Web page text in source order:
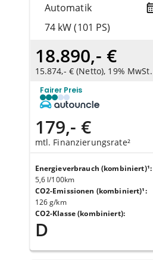
Automatik
74 kW (101 PS)
18.890,- €
15.874,- € (Netto), 19% MwSt.
Fairer Preis
179,- €
mtl. Finanzierungsrate²
Energieverbrauch (kombiniert)¹:
5,6 l/100km
CO2-Emissionen (kombiniert)¹:
126 g/km
CO2-Klasse (kombiniert):
D